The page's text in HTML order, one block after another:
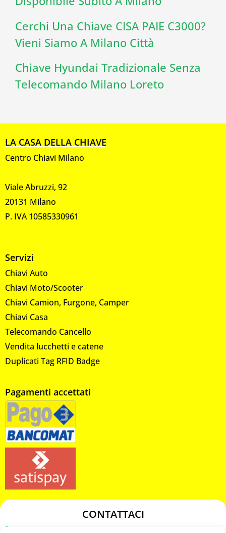
Cerchi Una Chiave CISA PAIE C3000?
Vieni Siamo A Milano Città
Chiave Hyundai Tradizionale Senza
Telecomando Milano Loreto
LA CASA DELLA CHIAVE
Centro Chiavi Milano
Viale Abruzzi, 92
20131 Milano
P. IVA 10585330961
Servizi
Chiavi Auto
Chiavi Moto/Scooter
Chiavi Camion, Furgone, Camper
Chiavi Casa
Telecomando Cancello
Vendita lucchetti e catene
Duplicati Tag RFID Badge
Pagamenti accettati
CONTATTACI